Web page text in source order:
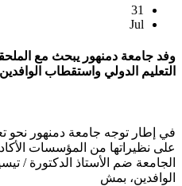
31
Jul
وفد جامعة دمنهور يبحث مع
التعليم الدولي واستقطاب الوافدين
في إطار توجه جامعة دمنهور نحو
على نظيراتها من المؤسسات
الجامعة ضم الأستاذ الدكتورة /
الوافدين، بمش